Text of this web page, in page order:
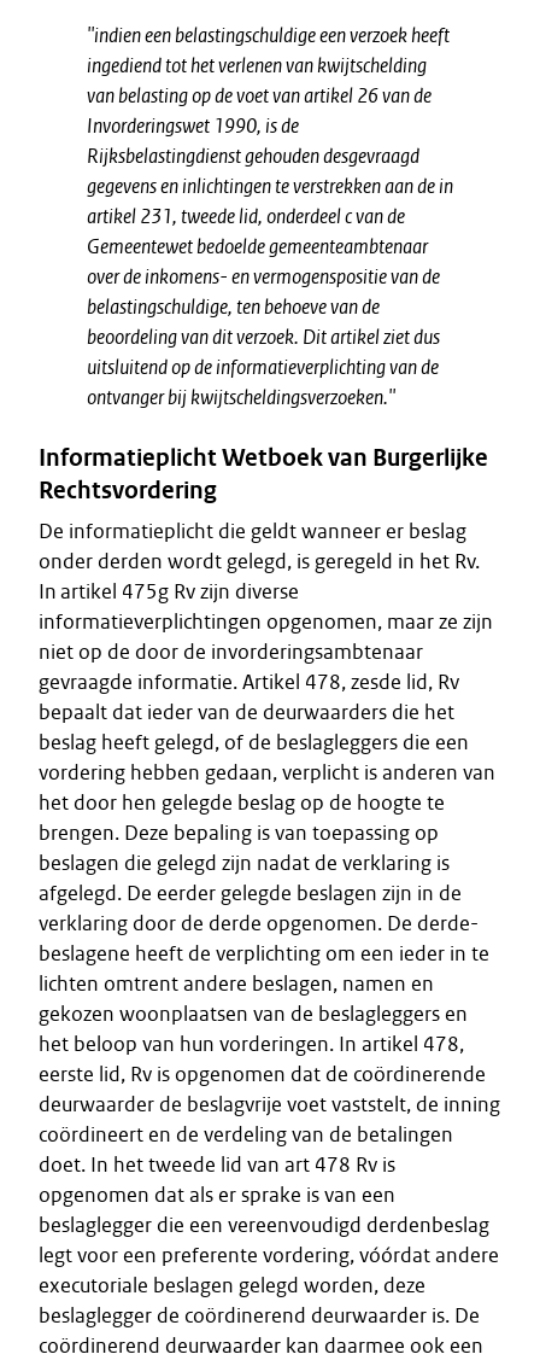
''indien een belastingschuldige een verzoek heeft
ingediend tot het verlenen van kwijtschelding
van belasting op de voet van artikel 26 van de
Invorderingswet 1990, is de
Rijksbelastingdienst gehouden desgevraagd
gegevens en inlichtingen te verstrekken aan de in
artikel 231, tweede lid, onderdeel c van de
Gemeentewet bedoelde gemeenteambtenaar
over de inkomens- en vermogenspositie van de
belastingschuldige, ten behoeve van de
beoordeling van dit verzoek. Dit artikel ziet dus
uitsluitend op de informatieverplichting van de
ontvanger bij kwijtscheldingsverzoeken.''
Informatieplicht Wetboek van Burgerlijke
Rechtsvordering
De informatieplicht die geldt wanneer er beslag
onder derden wordt gelegd, is geregeld in het Rv.
In artikel 475g Rv zijn diverse
informatieverplichtingen opgenomen, maar ze zijn
niet op de door de invorderingsambtenaar
gevraagde informatie. Artikel 478, zesde lid, Rv
bepaalt dat ieder van de deurwaarders die het
beslag heeft gelegd, of de beslagleggers die een
vordering hebben gedaan, verplicht is anderen van
het door hen gelegde beslag op de hoogte te
brengen. Deze bepaling is van toepassing op
beslagen die gelegd zijn nadat de verklaring is
afgelegd. De eerder gelegde beslagen zijn in de
verklaring door de derde opgenomen. De derde-
beslagene heeft de verplichting om een ieder in te
lichten omtrent andere beslagen, namen en
gekozen woonplaatsen van de beslagleggers en
het beloop van hun vorderingen. In artikel 478,
eerste lid, Rv is opgenomen dat de coördinerende
deurwaarder de beslagvrije voet vaststelt, de inning
coördineert en de verdeling van de betalingen
doet. In het tweede lid van art 478 Rv is
opgenomen dat als er sprake is van een
beslaglegger die een vereenvoudigd derdenbeslag
legt voor een preferente vordering, vóórdat andere
executoriale beslagen gelegd worden, deze
beslaglegger de coördinerend deurwaarder is. De
coördinerend deurwaarder kan daarmee ook een